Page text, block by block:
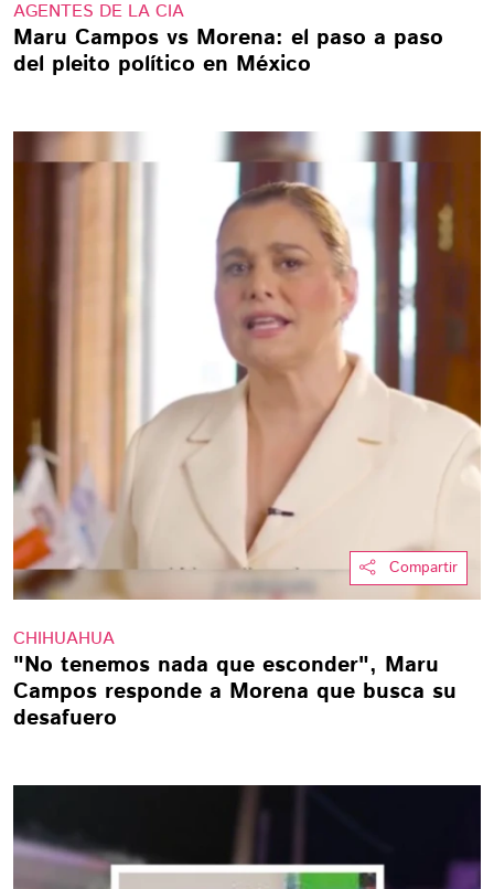
AGENTES DE LA CIA
Maru Campos vs Morena: el paso a paso
del pleito político en México
Compartir
CHIHUAHUA
"No tenemos nada que esconder", Maru
Campos responde a Morena que busca su
desafuero